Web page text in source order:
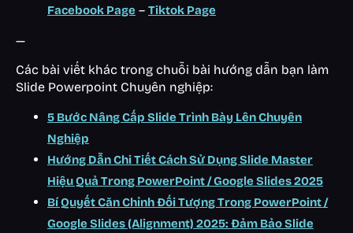
Facebook Page – Tiktok Page
—
Các bài viết khác trong chuỗi bài hướng dẫn bạn làm
Slide Powerpoint Chuyên nghiệp:
5 Bước Nâng Cấp Slide Trình Bày Lên Chuyên
Nghiệp
Hướng Dẫn Chi Tiết Cách Sử Dụng Slide Master
Hiệu Quả Trong PowerPoint / Google Slides 2025
Bí Quyết Căn Chỉnh Đối Tượng Trong PowerPoint /
Google Slides (Alignment) 2025: Đảm Bảo Slide